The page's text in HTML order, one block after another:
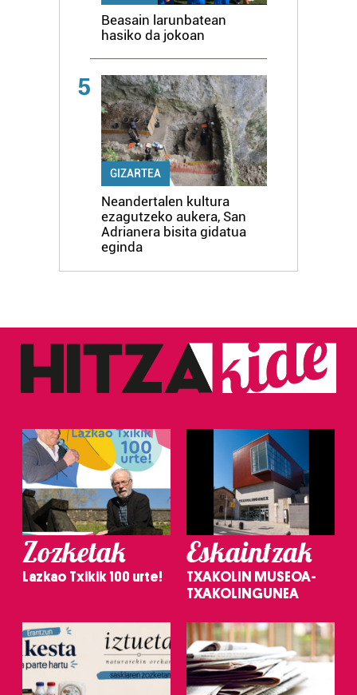
Beasain larunbatean
hasiko da jokoan
5
GIZARTEA
Neandertalen kultura
ezagutzeko aukera, San
Adrianera bisita gidatua
eginda
Zozketak
Lazkao Txikik 100 urte!
Eskaintzak
TXAKOLIN MUSEOA-
TXAKOLINGUNEA